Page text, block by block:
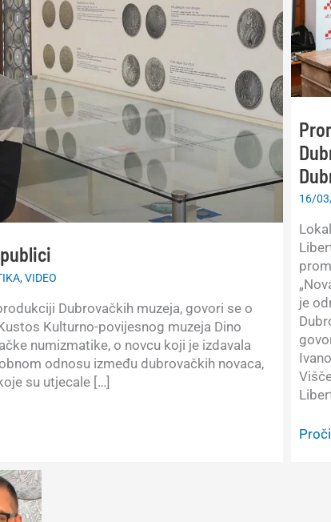
,VIDEO
Dubrovačkih muzeja, govori se o
Kulturno-povijesnog muzeja Dino
numizmatike, o novcu koji je izdavala
odnosu između dubrovačkih novaca,
su utjecale […]
16/
je